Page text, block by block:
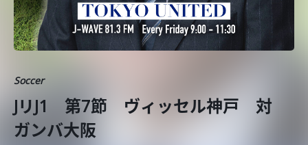
Soccer
JリJ1 第7節 ヴィッセル神戸 対
ガンバ大阪